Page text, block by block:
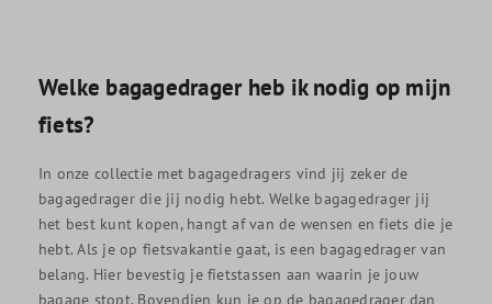
Welke bagagedrager heb ik nodig op mijn
fiets?
In onze collectie met bagagedragers vind jij zeker de
bagagedrager die jij nodig hebt. Welke bagagedrager jij
het best kunt kopen, hangt af van de wensen en fiets die je
hebt. Als je op fietsvakantie gaat, is een bagagedrager van
belang. Hier bevestig je fietstassen aan waarin je jouw
bagage stopt. Bovendien kun je op de bagagedrager dan